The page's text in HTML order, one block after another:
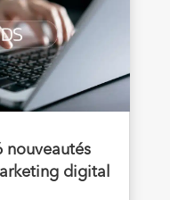
nouveautés
digital